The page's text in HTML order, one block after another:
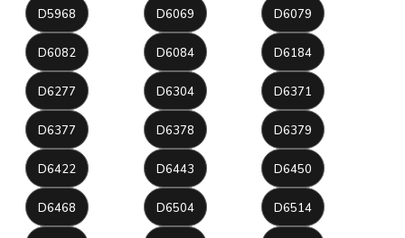
D5968 D6069 D6079
D6082 D6084 D6184
D6277 D6304 D6371
D6377 D6378 D6379
D6422 D6443 D6450
D6468 D6504 D6514